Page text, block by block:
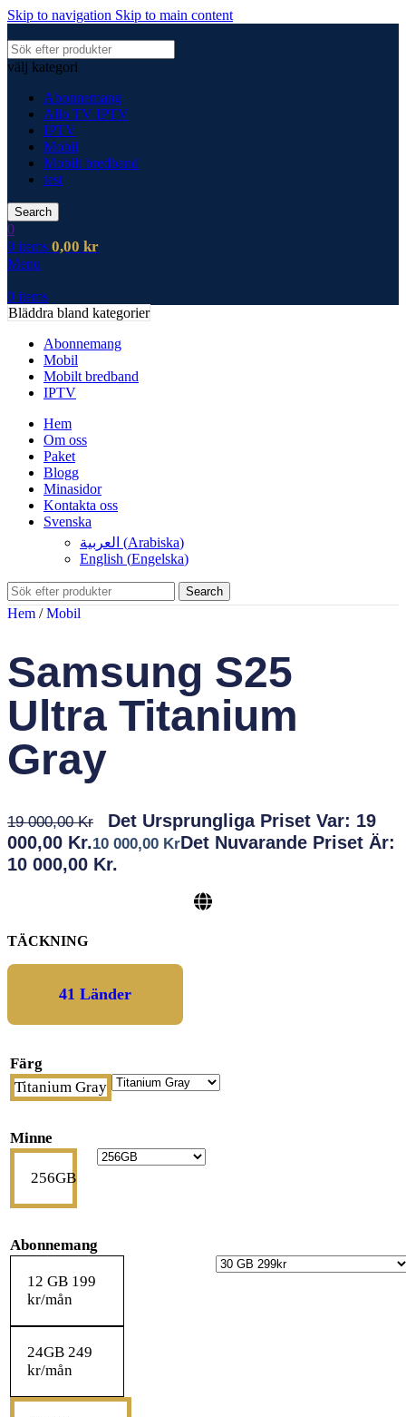
Skip to navigation Skip to main content
välj kategori
Abonnemang
Allo TV IPTV
IPTV
Mobil
Mobilt bredband
test
Search
0
0 items 0,00 kr
Menu
0 items
Bläddra bland kategorier
Abonnemang
Mobil
Mobilt bredband
IPTV
Hem
Om oss
Paket
Blogg
Minasidor
Kontakta oss
Svenska
العربية (Arabiska)
English (Engelska)
Search
Hem / Mobil
Samsung S25
Ultra Titanium
Gray
19 000,00Kr
Det Ursprungliga Priset Var: 19
000,00 Kr.10 000,00 KrDet Nuvarande Priset Är:
10 000,00 Kr.
TÄCKNING
41 Länder
Färg
Titanium Gray
Minne
256GB
Abonnemang
12 GB 199
kr/mån
24GB 249
kr/mån